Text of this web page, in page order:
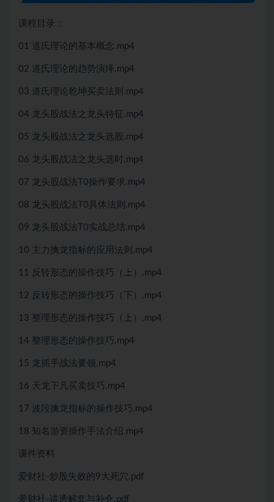
课程目录：
01 道氏理论的基本概念.mp4
02 道氏理论的趋势演绎.mp4
03 道氏理论乾坤买卖法则.mp4
04 龙头股战法之龙头特征.mp4
05 龙头股战法之龙头选股.mp4
06 龙头股战法之龙头选时.mp4
07 龙头股战法T0操作要求.mp4
08 龙头股战法T0具体法则.mp4
09 龙头股战法T0实战总结.mp4
10 主力擒龙指标的应用法则.mp4
11 反转形态的操作技巧（上）.mp4
12 反转形态的操作技巧（下）.mp4
13 整理形态的操作技巧（上）.mp4
14 整理形态的操作技巧.mp4
15 龙抓手战法要领.mp4
16 天龙下凡买卖技巧.mp4
17 波段擒龙指标的操作技巧.mp4
18 知名游资操作手法介绍.mp4
课件资料
爱财社-炒股失败的9大死穴.pdf
爱财社-讲透解套与补仓.pdf